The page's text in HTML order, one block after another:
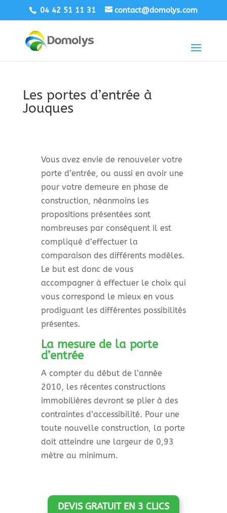
04 42 51 11 31 contact@domolys.com
Les portes d’entrée à
Jouques
Vous avez envie de renouveler votre
porte d’entrée, ou aussi en avoir une
pour votre demeure en phase de
construction, néanmoins les
propositions présentées sont
nombreuses par conséquent il est
compliqué d’effectuer la
comparaison des différents modèles.
Le but est donc de vous
accompagner à effectuer le choix qui
vous correspond le mieux en vous
prodiguant les différentes possibilités
présentes.
La mesure de la porte
d’entrée
A compter du début de l’année
2010, les récentes constructions
immobilières devront se plier à des
contraintes d’accessibilité. Pour une
toute nouvelle construction, la porte
doit atteindre une largeur de 0,93
mètre au minimum.
DEVIS GRATUIT EN 3 CLICS